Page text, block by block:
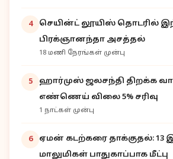
4
செயின்ட் லூயிஸ் தொடரில்
பிரக்ஞானந்தா அசத்தல்
18 மணி நேரங்கள் முன்பு
5
ஹார்முஸ் ஜலசந்தி திறக்க
எண்ணெய் விலை 5% சரிவு
1 நாட்கள் முன்பு
6
ஏமன் கடற்கரை தாக்குதல்: 13
மாலுமிகள் பாதுகாப்பாக மீட்பு